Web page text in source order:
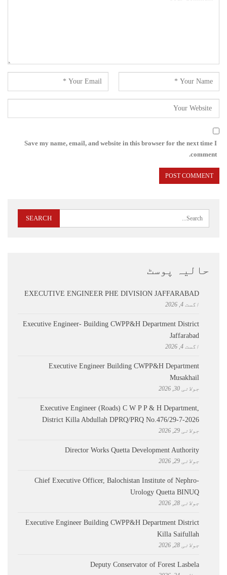
Save my name, email, and website in this browser for the next time I
comment.
حالیہ پوسٹ
EXECUTIVE ENGINEER PHE DIVISION JAFFARABAD
اگست 4, 2026
Executive Engineer- Building CWPP&H Department District
Jaffarabad
اگست 4, 2026
Executive Engineer Building CWPP&H Department
Musakhail
جولائی 30, 2026
Executive Engineer (Roads) C W P P & H Department,
District Killa Abdullah ​DPRQ/PRQ No.476/29-7-2026
جولائی 29, 2026
Director Works Quetta Development Authority
جولائی 29, 2026
Chief Executive Officer, Balochistan Institute of Nephro-
Urology Quetta BINUQ
جولائی 28, 2026
Executive Engineer Building CWPP&H Department District
Killa Saifullah
جولائی 28, 2026
Deputy Conservator of Forest Lasbela